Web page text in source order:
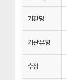
기관명
기관유형
수정